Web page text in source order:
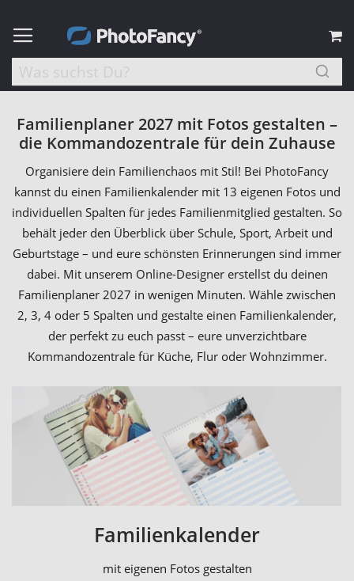
Familienplaner 2027 mit Fotos gestalten –
die Kommandozentrale für dein Zuhause
Organisiere dein Familienchaos mit Stil! Bei PhotoFancy
kannst du einen Familienkalender mit 13 eigenen Fotos und
individuellen Spalten für jedes Familienmitglied gestalten. So
behält jeder den Überblick über Schule, Sport, Arbeit und
Geburtstage – und eure schönsten Erinnerungen sind immer
dabei. Mit unserem Online-Designer erstellst du deinen
Familienplaner 2027 in wenigen Minuten. Wähle zwischen
2, 3, 4 oder 5 Spalten und gestalte einen Familienkalender,
der perfekt zu euch passt – eure unverzichtbare
Kommandozentrale für Küche, Flur oder Wohnzimmer.
Familienkalender
mit eigenen Fotos gestalten